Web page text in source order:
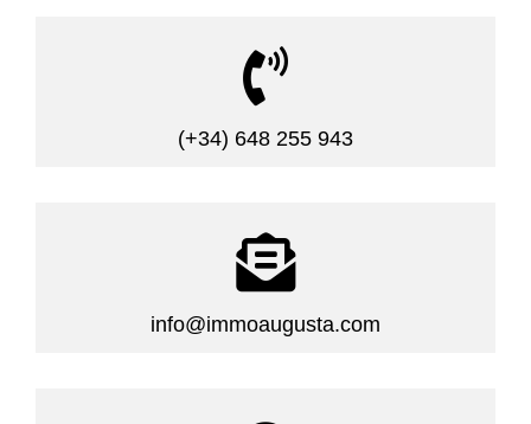

(+34) 648 255 943

info@immoaugusta.com